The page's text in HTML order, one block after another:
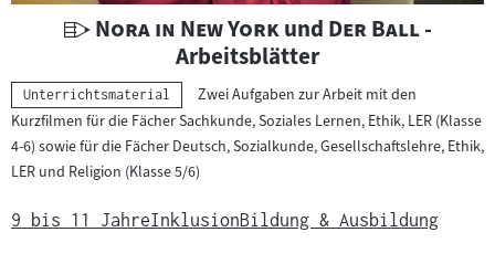
U
t
e
r
r
c
"
Nora in New York"
und "
Der Ball"-
Arbeitsblätter
Kategorie:
Unterrichtsmaterial
Zwei Aufgaben zur Arbeit mit den
Kurzfilmen für die Fächer Sachkunde, Soziales Lernen, Ethik, LER (Klasse
4-6) sowie für die Fächer Deutsch, Sozialkunde, Gesellschaftslehre, Ethik,
LER und Religion (Klasse 5/6)
9 bis 11 JahreInklusionBildung & Ausbildung